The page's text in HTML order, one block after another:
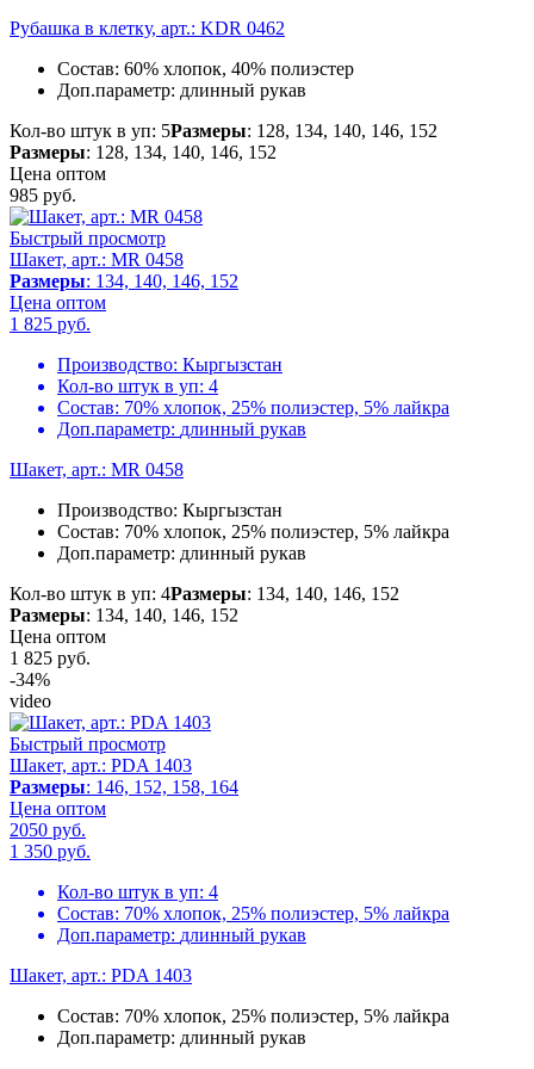
Рубашка в клетку, арт.: KDR 0462
Состав: 60% хлопок, 40% полиэстер
Доп.параметр: длинный рукав
Кол-во штук в уп: 5Размеры: 128, 134, 140, 146, 152
Размеры: 128, 134, 140, 146, 152
Цена оптом
985 руб.
Быстрый просмотр
Шакет, арт.: MR 0458
Размеры: 134, 140, 146, 152
Цена оптом
1 825 руб.
Производство: Кыргызстан
Кол-во штук в уп: 4
Состав: 70% хлопок, 25% полиэстер, 5% лайкра
Доп.параметр: длинный рукав
Шакет, арт.: MR 0458
Производство: Кыргызстан
Состав: 70% хлопок, 25% полиэстер, 5% лайкра
Доп.параметр: длинный рукав
Кол-во штук в уп: 4Размеры: 134, 140, 146, 152
Размеры: 134, 140, 146, 152
Цена оптом
1 825 руб.
-34%
video
Быстрый просмотр
Шакет, арт.: PDA 1403
Размеры: 146, 152, 158, 164
Цена оптом
2050 руб.
1 350 руб.
Кол-во штук в уп: 4
Состав: 70% хлопок, 25% полиэстер, 5% лайкра
Доп.параметр: длинный рукав
Шакет, арт.: PDA 1403
Состав: 70% хлопок, 25% полиэстер, 5% лайкра
Доп.параметр: длинный рукав